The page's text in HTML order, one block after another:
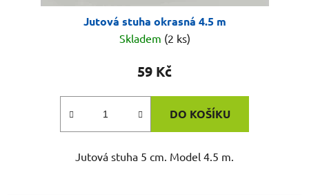
Jutová stuha okrasná 4.5 m
Skladem (2 ks)
59 Kč
DO KOŠÍKU
Jutová stuha 5 cm. Model 4.5 m.